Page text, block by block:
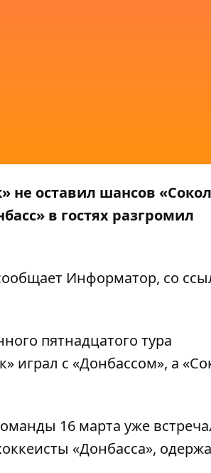
оставил шансов
в гостях разгромил
Информатор, со
пятнадцатого тура
играл с «Донбассом», а
16 марта уже
«Донбасса»,